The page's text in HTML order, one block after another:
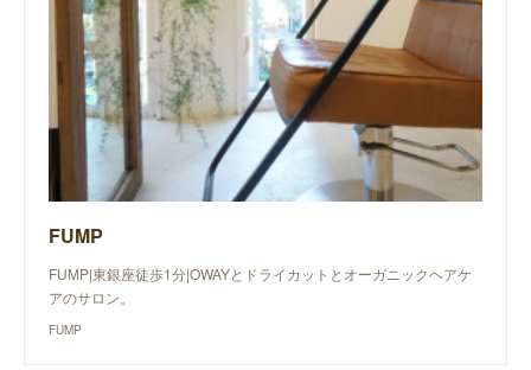
FUMP
FUMP|東銀座徒歩1分|OWAYとドライカットとオーガニックヘアケ
アのサロン。
FUMP